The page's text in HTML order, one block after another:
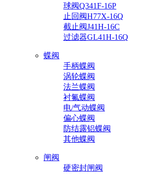
球阀Q341F-16P
止回阀H77X-16Q
截止阀J41H-16C
过滤器GL41H-16Q
蝶阀
手柄蝶阀
涡轮蝶阀
法兰蝶阀
衬氟蝶阀
电/气动蝶阀
偏心蝶阀
防结露铝蝶阀
其他蝶阀
闸阀
硬密封闸阀